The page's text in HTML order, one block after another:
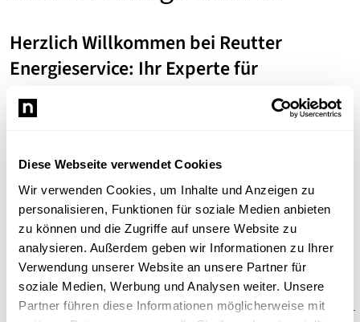
Diese Webseite verwendet Cookies
Wir verwenden Cookies, um Inhalte und Anzeigen zu
personalisieren, Funktionen für soziale Medien anbieten
zu können und die Zugriffe auf unsere Website zu
analysieren. Außerdem geben wir Informationen zu Ihrer
Verwendung unserer Website an unsere Partner für
soziale Medien, Werbung und Analysen weiter. Unsere
Partner führen diese Informationen möglicherweise mit
Herzlich Willkommen bei Reutter
Energieservice: Ihr Experte für
Photovoltaik und Elektroheizung in
Schriesheim
vertrauenswürdigen Partner für Photovoltaik und
Elektroheizungslösungen in Schriesheim. Geleitet von
InhaberRolf Reutter, bietet unser Unternehmen
umfassende Beratungs- und Servicedienstleistungen
rund um nachhaltige und effiziente Energienutzung.
Unsere Dienstleistungen
Photovoltaik-Beratung:Lassen Sie sich von Rolf Reutter